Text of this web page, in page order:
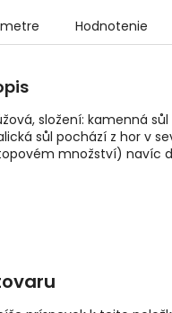
Hodnotenie
složení: kamenná
sůl pochází z hor v
množství) navíc